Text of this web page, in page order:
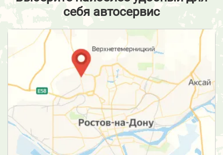
себя автосервис